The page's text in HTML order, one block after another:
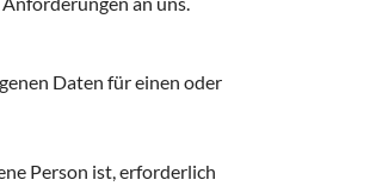
Daten für einen oder
Person ist, erforderlich